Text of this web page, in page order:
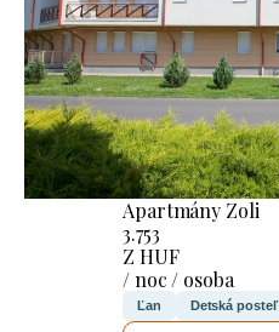
Apartmány Zoli
3.753
Z HUF
/ noc / osoba
Ľan Detská posteľ